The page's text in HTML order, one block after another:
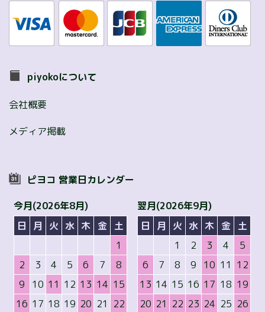
piyokoについて
会社概要
メディア掲載
ピヨコ 営業日カレンダー
今月(2026年8月)
日
月 火 水 木 金 土
1
2
3 4 5 6 7
8
9
10 11 12 13 14 15
16 17 18 19 20 21 22
翌月(2026年9月)
日
月 火 水 木 金
土
1
2 3 4
5
6
7 8 9 10 11 12
13 14 15 16 17 18 19
20 21 22 23 24 25 26